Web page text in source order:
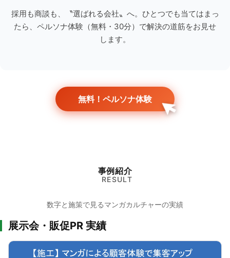
採用も商談も、〝選ばれる会社〟へ。ひとつでも当てはまっ
たら、ペルソナ体験（無料・30分）で解決の道筋をお見せ
します。
無料！ペルソナ体験
事例紹介
RESULT
数字と施策で見るマンガカルチャーの実績
展示会・販促PR 実績